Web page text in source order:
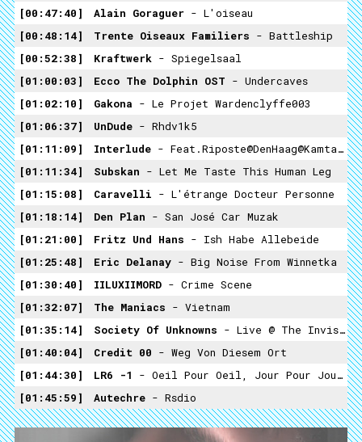
00:47:40
Alain Goraguer - L'oiseau
00:48:14
Trente Oiseaux Familiers - Battleship
00:52:38
Kraftwerk - Spiegelsaal
01:00:03
Ecco The Dolphin OST - Undercaves
01:02:10
Gakona - Le Projet Wardenclyffe003
01:06:37
UnDude - Rhdv1k5
01:11:09
Interlude - Feat.Riposte@DenHaag@Kamtar@Parking@Valdingue
01:11:34
Subskan - Let Me Taste This Human Leg
01:15:08
Caravelli - L'étrange Docteur Personne
01:18:14
Den Plan - San José Car Muzak
01:21:00
Fritz Und Hans - Ish Habe Allebeide
01:25:48
Eric Delanay - Big Noise From Winnetka
01:30:40
IILUXIIMORD - Crime Scene
01:32:07
The Maniacs - Vietnam
01:35:14
Society Of Unknowns - Live @ The Invisible College
01:40:04
Credit 00 - Weg Von Diesem Ort
01:44:30
LR6 -1 - Oeil Pour Oeil, Jour Pour Jour...
01:45:59
Autechre - Rsdio